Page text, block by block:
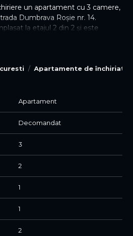
Apartamente de închiriat
un apartament cu 3 camere,
Dumbrava Roșie nr. 14.
la etajul 2 din 2 și este
și poziționării sale.
pentru ocupare imediată.
Apartament
Decomandat
3
2
1
1
2